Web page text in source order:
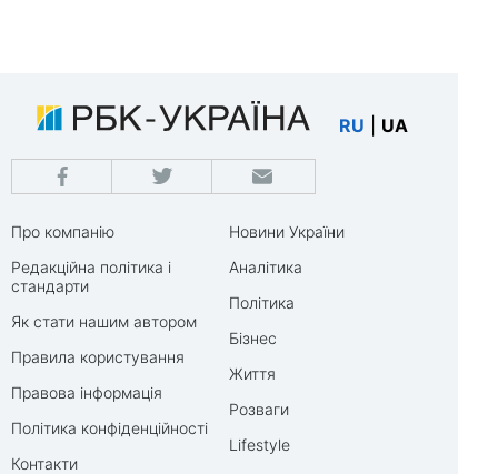
RU UA
Про компанію
Редакційна політика і
стандарти
Як стати нашим автором
Правила користування
Правова інформація
Політика конфіденційності
Контакти
Новини України
Аналітика
Політика
Бізнес
Життя
Розваги
Lifestyle